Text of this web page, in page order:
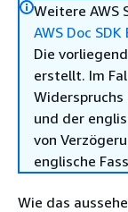
Weitere AWS
AWS Doc SDK
Die
erstellt. Im
Widerspruchs
und der
von
englische
Wie das